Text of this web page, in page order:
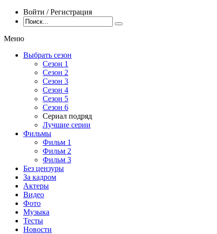
Войти / Регистрация
Меню
Выбрать сезон
Сезон 1
Сезон 2
Сезон 3
Сезон 4
Сезон 5
Сезон 6
Сериал подряд
Лучшие серии
Фильмы
Фильм 1
Фильм 2
Фильм 3
Без цензуры
За кадром
Актеры
Видео
Фото
Музыка
Тесты
Новости